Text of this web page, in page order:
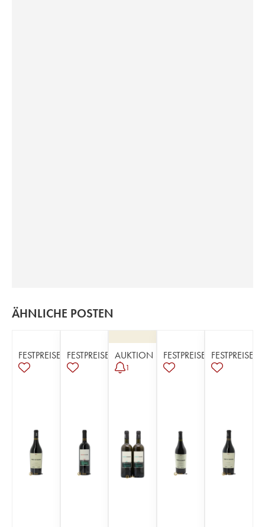
ÄHNLICHE POSTEN
FESTPREISE FESTPREISE AUKTION
1
FESTPREISE FESTPREISE